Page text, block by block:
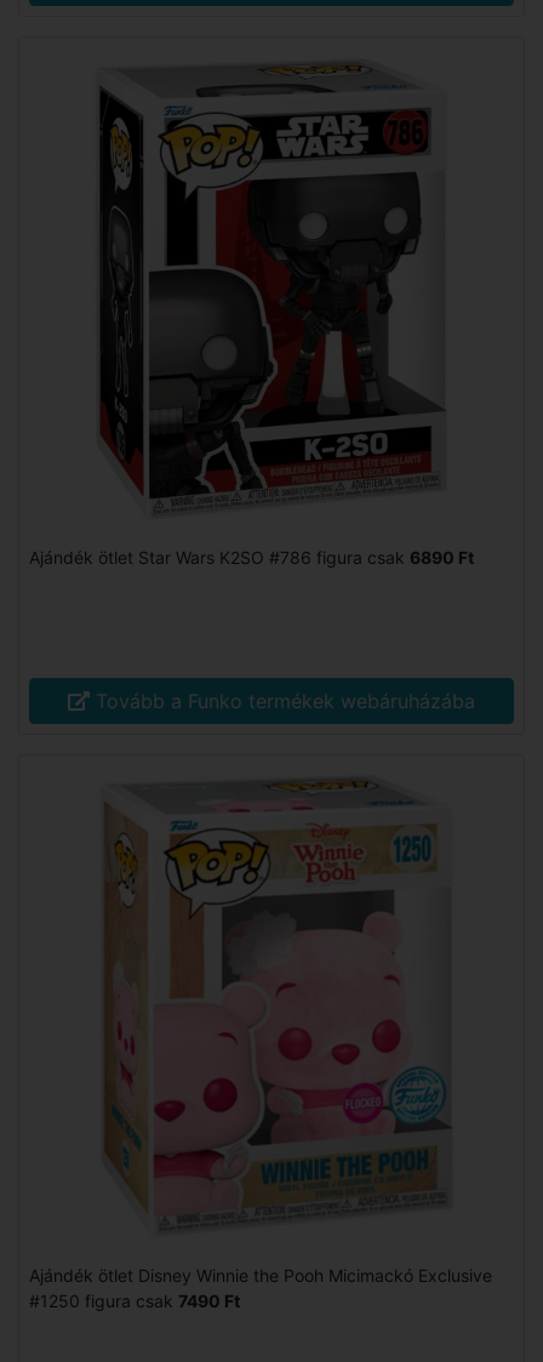
Ajándék ötlet Star Wars K2SO #786 figura csak 6890 Ft
Tovább a Funko termékek webáruházába
Ajándék ötlet Disney Winnie the Pooh Micimackó Exclusive
#1250 figura csak 7490 Ft